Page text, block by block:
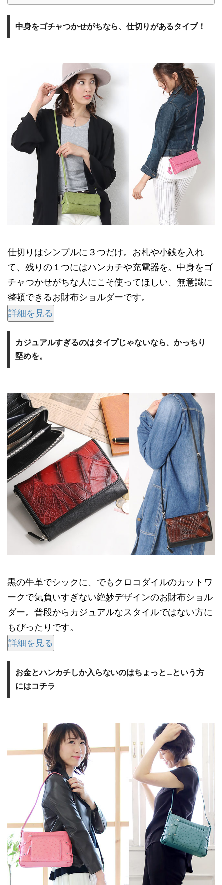
中身をゴチャつかせがちなら、仕切りがあるタイプ！
仕切りはシンプルに３つだけ。お札や小銭を入れ
て、残りの１つにはハンカチや充電器を。中身をゴ
チャつかせがちな人にこそ使ってほしい、無意識に
整頓できるお財布ショルダーです。
詳細を見る
カジュアルすぎるのはタイプじゃないなら、かっちり
堅めを。
黒の牛革でシックに、でもクロコダイルのカットワ
ークで気負いすぎない絶妙デザインのお財布ショル
ダー。普段からカジュアルなスタイルではない方に
もぴったりです。
詳細を見る
お金とハンカチしか入らないのはちょっと…という方
にはコチラ